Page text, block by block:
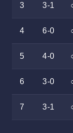
3 3-1
4 6-0
5 4-0
6 3-0
7 3-1